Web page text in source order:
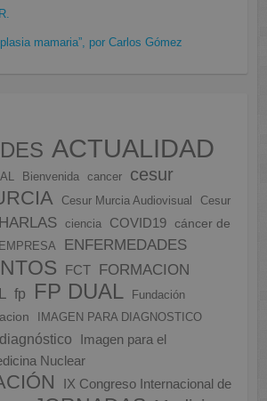
mamaria”, por Carlos Gómez
ACTUALIDAD
Bienvenida cancer cesur
Cesur Murcia Audiovisual
Cesur
ciencia COVID19
cáncer de
EMPRESA
ENFERMEDADES
FCT
FORMACION
fp FP DUAL
Fundación
IMAGEN PARA DIAGNOSTICO
Imagen para el
Nuclear
IX Congreso Internacional de